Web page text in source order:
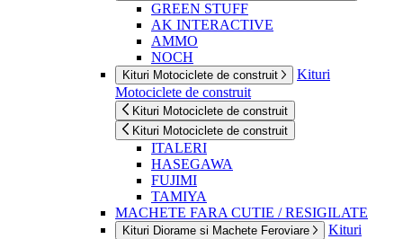
GREEN STUFF
AK INTERACTIVE
AMMO
NOCH
Kituri Motociclete de construit
Kituri
Motociclete de construit
Kituri Motociclete de construit
Kituri Motociclete de construit
ITALERI
HASEGAWA
FUJIMI
TAMIYA
MACHETE FARA CUTIE / RESIGILATE
Kituri Diorame si Machete Feroviare
Kituri